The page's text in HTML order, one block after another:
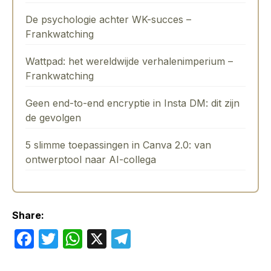
De psychologie achter WK-succes –
Frankwatching
Wattpad: het wereldwijde verhalenimperium –
Frankwatching
Geen end-to-end encryptie in Insta DM: dit zijn
de gevolgen
5 slimme toepassingen in Canva 2.0: van
ontwerptool naar AI-collega
Share:
F
T
W X